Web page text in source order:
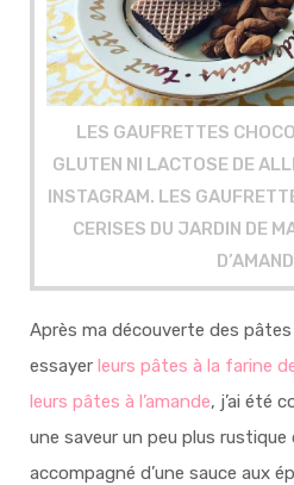
LES GAUFRETTES
GLUTEN NI LACTOSE DE
INSTAGRAM. LES
CERISES DU JARDIN DE
Après ma découverte des pâtes
essayer leurs pâtes à la farine
leurs pâtes à l’amande, j’ai été
une saveur un peu plus rustique
accompagné d’une sauce aux